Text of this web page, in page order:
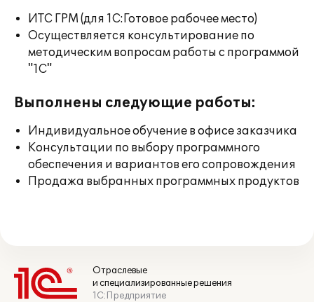
ИТС ГРМ (для 1С:Готовое рабочее место)
Осуществляется консультирование по
методическим вопросам работы с программой
"1С"
Выполнены следующие работы:
Индивидуальное обучение в офисе заказчика
Консультации по выбору программного
обеспечения и вариантов его сопровождения
Продажа выбранных программных продуктов
Отраслевые
и специализированные решения
1С:Предприятие